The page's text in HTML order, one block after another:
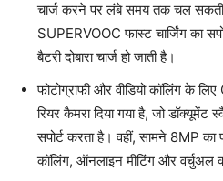
चार्ज करने पर लंबे समय तक चल
SUPERVOOC फास्ट चार्जिंग का
बैटरी दोबारा चार्ज हो जाती है।
फोटोग्राफी और वीडियो कॉलिंग के
रियर कैमरा दिया गया है, जो डॉक्यूमेंट
सपोर्ट करता है। वहीं, सामने 8MP का
कॉलिंग, ऑनलाइन मीटिंग और वर्चुअल